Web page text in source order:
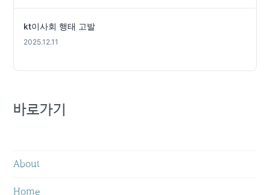
kt이사회 행태 고발
2025.12.11
바로가기
About
Home